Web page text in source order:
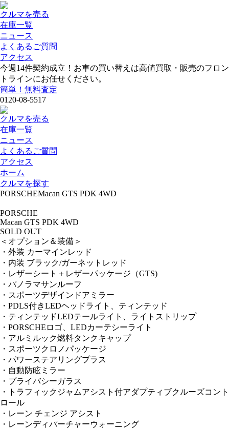
クルマを売る
在庫一覧
ニュース
よくあるご質問
アクセス
今週 14件契約成立！お車の買い替えは高値買取・販売のフロン
トラインにお任せください。
簡単！無料査定
0120-08-5517
クルマを売る
在庫一覧
ニュース
よくあるご質問
アクセス
ホーム
クルマを探す
PORSCHEMacan GTS PDK 4WD
PORSCHE
Macan GTS PDK 4WD
SOLD OUT
＜オプション＆装備＞
・外装 カーマインレッド
・内装 ブラック/ガーネットレッド
・レザーシート＋レザーパッケージ（GTS)
・パノラマサンルーフ
・スポーツデザインドアミラー
・PDLS付きLEDヘッドライト、ティンテッド
・ティンテッドLEDテールライト、ライトストリップ
・PORSCHEロゴ、LEDカーテシーライト
・アルミルック燃料タンクキャップ
・スポーツクロノパッケージ
・パワーステアリングプラス
・自動防眩ミラー
・プライバシーガラス
・トラフィックジャムアシスト付アダプティブクルーズコント
ロール
・レーン チェンジ アシスト
・レーンディパーチャーウォーニング